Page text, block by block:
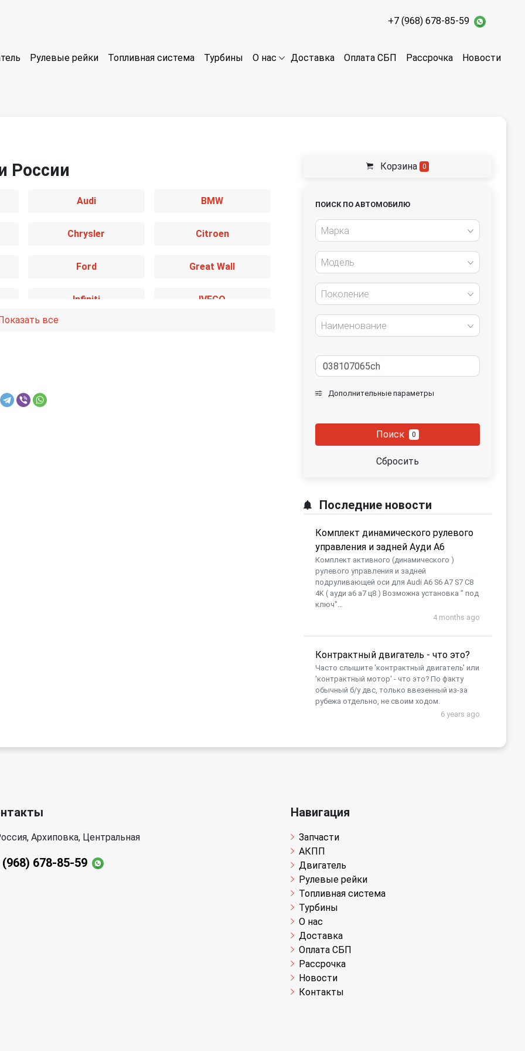
+7 (968) 678-85-59
Рулевые рейки Топливная система Турбины О нас Доставка Оплата СБП Рассрочка Новости
России
Audi BMW
Chrysler Citroen
Ford Great Wall
Infiniti IVECO
Показать все
Корзина 0
ПОИСК ПО АВТОМОБИЛЮ
Марка
Модель
Поколение
Наименование
Дополнительные параметры
Поиск 0
Сбросить
Последние новости
Комплект динамического рулевого
управления и задней Ауди А6
Комплект активного (динамического )
рулевого управления и задней
подруливающей оси для Audi A6 S6 A7 S7 C8
4K ( ауди а6 а7 ц8 ) Возможна установка " под
ключ"...
4 months ago
Контрактный двигатель - что это?
Часто слышите 'контрактный двигатель' или
'контрактный мотор' - что это? По факту
обычный б/у двс, только ввезенный из-за
рубежа отдельно, не своим ходом.
6 years ago
Архиповка, Центральная
(968) 678-85-59
Навигация
Запчасти
АКПП
Двигатель
Рулевые рейки
Топливная система
Турбины
О нас
Доставка
Оплата СБП
Рассрочка
Новости
Контакты